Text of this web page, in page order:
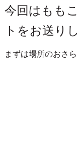
インホテル厚
ル正面入り口
今回は もも
トをお送り
まずは場所のおさ